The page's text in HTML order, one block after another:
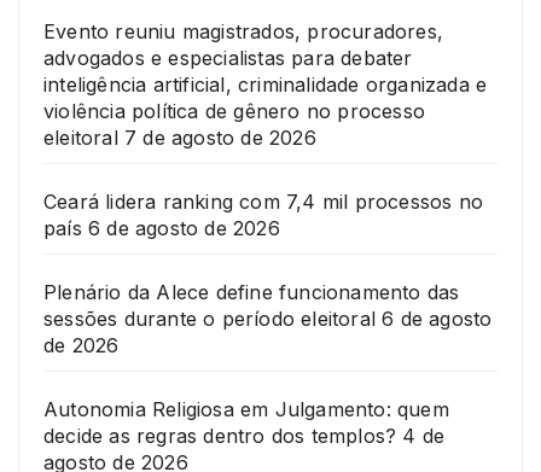
Evento reuniu magistrados, procuradores,
advogados e especialistas para debater
inteligência artificial, criminalidade organizada e
violência política de gênero no processo
eleitoral 7 de agosto de 2026
Ceará lidera ranking com 7,4 mil processos no
país 6 de agosto de 2026
Plenário da Alece define funcionamento das
sessões durante o período eleitoral 6 de agosto
de 2026
Autonomia Religiosa em Julgamento: quem
decide as regras dentro dos templos? 4 de
agosto de 2026